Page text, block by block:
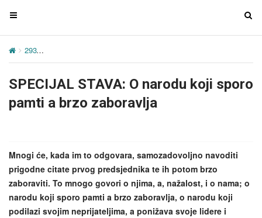
T
g
e
n
a
g
a
t
i
o
T
e
t
293
SPECIJAL STAVA: O narodu koji sporo
pamti a brzo zaboravlja
Mnogi će, kada im to odgovara, samozadovoljno navoditi
prigodne citate prvog predsjednika te ih potom brzo
zaboraviti. To mnogo govori o njima, a, nažalost, i o nama; o
narodu koji sporo pamti a brzo zaboravlja, o narodu koji
podilazi svojim neprijateljima, a ponižava svoje lidere i